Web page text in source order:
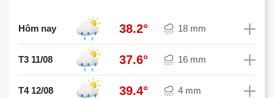
Hôm nay 38.2° 18 mm
T3 11/08 37.6° 16 mm
T4 12/08 39.4° 4 mm